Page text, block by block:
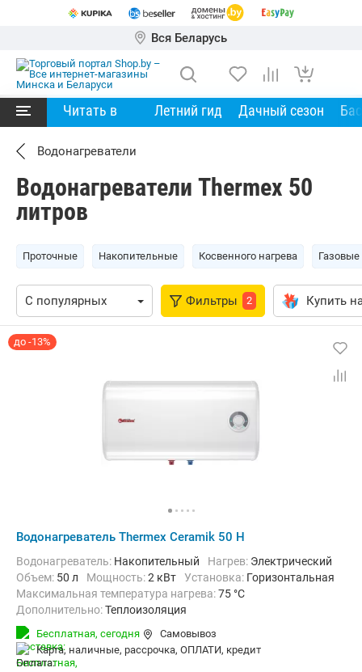
Вся Беларусь
Читать в Летний гид Дачный сезон
Водонагреватели
Водонагреватели Thermex 50
литров
Проточные Накопительные Косвенного нагрева Газовые
Фильтры 2 Купить
до -13%
Водонагреватель Thermex Ceramik 50 H
Водонагреватель: Накопительный нагрев: Электрический
Объем: 50 л Мощность:2 кВт Установка: Горизонтальная
Максимальная температура нагрева:75 °C
Дополнительно:Теплоизоляция
Бесплатная, сегодня
Самовывоз
карта, наличные, рассрочка, ОПЛАТИ, кредит